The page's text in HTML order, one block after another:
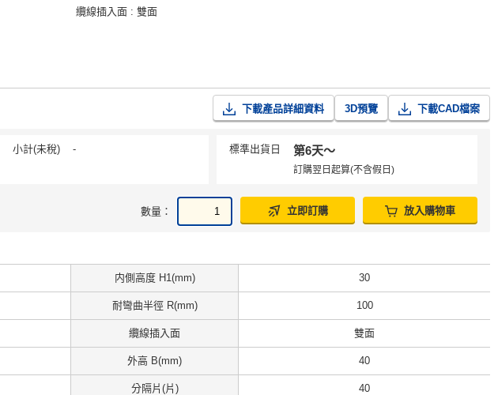
纜線插入面
雙面
下載產品詳細資料 3D預覽 下載CAD檔案
小計(未稅) - 標準出貨日 第6天〜
訂購翌日起算(不含假日)
數量： 立即訂購 放入購物車
内側高度 H1(mm) 30
耐彎曲半徑 R(mm) 100
纜線插入面 雙面
外高 B(mm) 40
分隔片(片) 40